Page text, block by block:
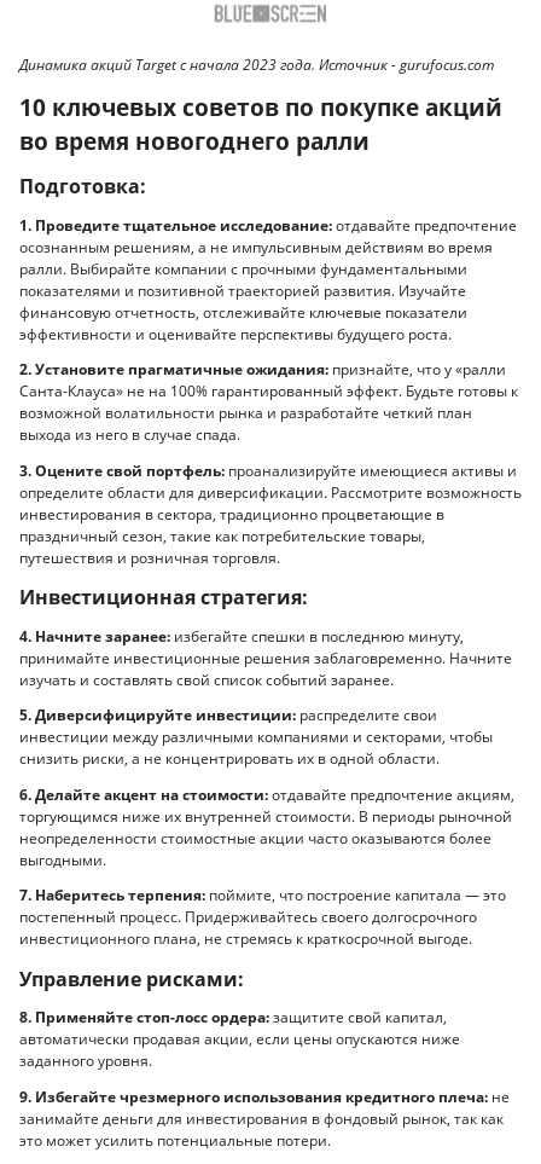
Динамика акций Target с начала 2023 года. Источник - gurufocus.com
10 ключевых советов по покупке акций
во время новогоднего ралли
Подготовка:
1. Проведите тщательное исследование:отдавайте предпочтение
осознанным решениям, а не импульсивным действиям во время
ралли. Выбирайте компании с прочными фундаментальными
показателями и позитивной траекторией развития. Изучайте
финансовую отчетность, отслеживайте ключевые показатели
эффективности и оценивайте перспективы будущего роста.
2. Установите прагматичные ожидания: признайте, что у «ралли
Санта-Клауса» не на 100% гарантированный эффект. Будьте готовы к
возможной волатильности рынка и разработайте четкий план
выхода из него в случае спада.
3. Оцените свой портфель: проанализируйте имеющиеся активы и
определите области для диверсификации. Рассмотрите возможность
инвестирования в сектора, традиционно процветающие в
праздничный сезон, такие как потребительские товары,
путешествия и розничная торговля.
Инвестиционная стратегия:
4. Начните заранее: избегайте спешки в последнюю минуту,
принимайте инвестиционные решения заблаговременно. Начните
изучать и составлять свой список событий заранее.
5. Диверсифицируйте инвестиции: распределите свои
инвестиции между различными компаниями и секторами, чтобы
снизить риски, а не концентрировать их в одной области.
6. Делайте акцент на стоимости:отдавайте предпочтение акциям,
торгующимся ниже их внутренней стоимости. В периоды рыночной
неопределенности стоимостные акции часто оказываются более
выгодными.
7. Наберитесь терпения: поймите, что построение капитала — это
постепенный процесс. Придерживайтесь своего долгосрочного
инвестиционного плана, не стремясь к краткосрочной выгоде.
Управление рисками:
8. Применяйте стоп-лосс ордера:защитите свой капитал,
автоматически продавая акции, если цены опускаются ниже
заданного уровня.
9. Избегайте чрезмерного использования кредитного плеча: не
занимайте деньги для инвестирования в фондовый рынок, так как
это может усилить потенциальные потери.